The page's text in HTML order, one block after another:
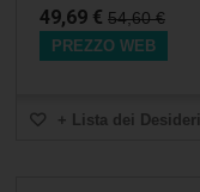
49,69 € 54,60 €
PREZZO WEB
+ Lista dei Desideri